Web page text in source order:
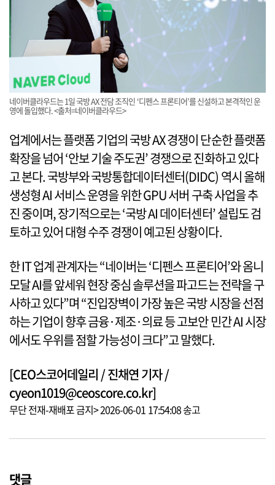
네이버클라우드는 1일 국방 AX 전담 조직인 ‘디펜스 프론티어’를 신설하고 본격적인 운
영에 돌입했다. <출처=네이버클라우드>
업계에서는 플랫폼 기업의 국방 AX 경쟁이 단순한 플랫폼
확장을 넘어 ‘안보 기술 주도권’ 경쟁으로 진화하고 있다
고 본다. 국방부와 국방통합데이터센터(DIDC) 역시 올해
생성형 AI 서비스 운영을 위한 GPU 서버 구축 사업을 추
진 중이며, 장기적으로는 ‘국방 AI 데이터센터’ 설립도 검
토하고 있어 대형 수주 경쟁이 예고된 상황이다.
한 IT 업계 관계자는 “네이버는 ‘디펜스 프론티어’와 옴니
모달 AI를 앞세워 현장 중심 솔루션을 파고드는 전략을 구
사하고 있다”며 “진입장벽이 가장 높은 국방 시장을 선점
하는 기업이 향후 금융·제조·의료 등 고보안 민간 AI 시장
에서도 우위를 점할 가능성이 크다”고 말했다.
[CEO스코어데일리 / 진채연 기자 /
cyeon1019@ceoscore.co.kr]
무단 전재-재배포 금지> 2026-06-01 17:54:08 송고
댓글